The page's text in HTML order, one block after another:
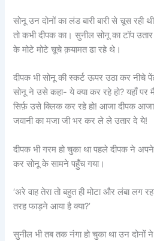
सोनू उन दोनों का लंड बारी बारी से चूस
तो कभी दीपक का। सुनील सोनू का टॉप
के मोटे मोटे चूचे क़यामत ढा रहे थे।
दीपक भी सोनू की स्कर्ट ऊपर उठा कर नीचे
सोनू ने उसे कहा- ये क्या कर रहे हो? यहाँ
सिर्फ़ उसे क्लिक कर रहे हो! आजा दीपक
जवानी का मजा जी भर कर ले ले उतार दे ये!
दीपक भी गरम हो चुका था पहले दीपक ने
कर सोनू के सामने पहुँच गया।
‘अरे वाह तेरा तो बहुत ही मोटा और लंबा लग
तरह फाड़ने आया है क्या?’
सुनील भी तब तक नंगा हो चुका था उन दोनों